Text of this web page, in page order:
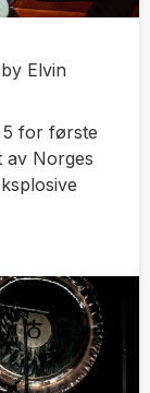
Elvin
5 for første
av Norges